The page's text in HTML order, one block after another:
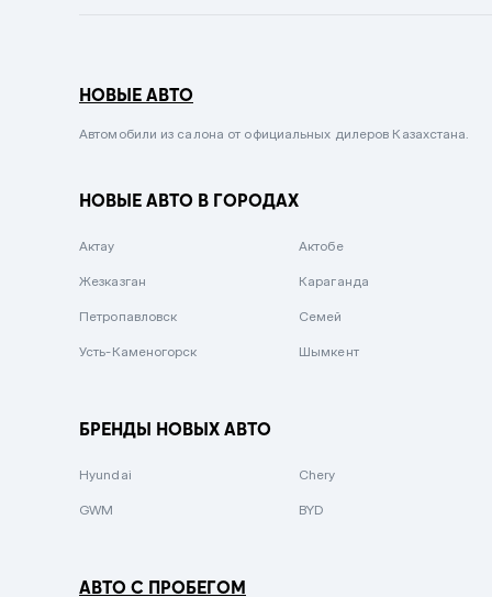
Сиреневый металлик
Вишневый
Зеленый металлик
НОВЫЕ АВТО
Автомобили из салона от официальных дилеров Казахстана.
НОВЫЕ АВТО В ГОРОДАХ
Актау Актобе
Жезказган Караганда
Петропавловск Семей
Усть-Каменогорск Шымкент
БРЕНДЫ НОВЫХ АВТО
Hyundai Chery
GWM BYD
АВТО С ПРОБЕГОМ